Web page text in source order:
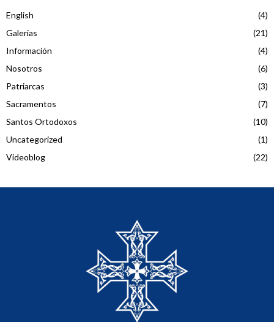
English
(4)
Galerias
(21)
Información
(4)
Nosotros
(6)
Patriarcas
(3)
Sacramentos
(7)
Santos Ortodoxos
(10)
Uncategorized
(1)
Videoblog
(22)